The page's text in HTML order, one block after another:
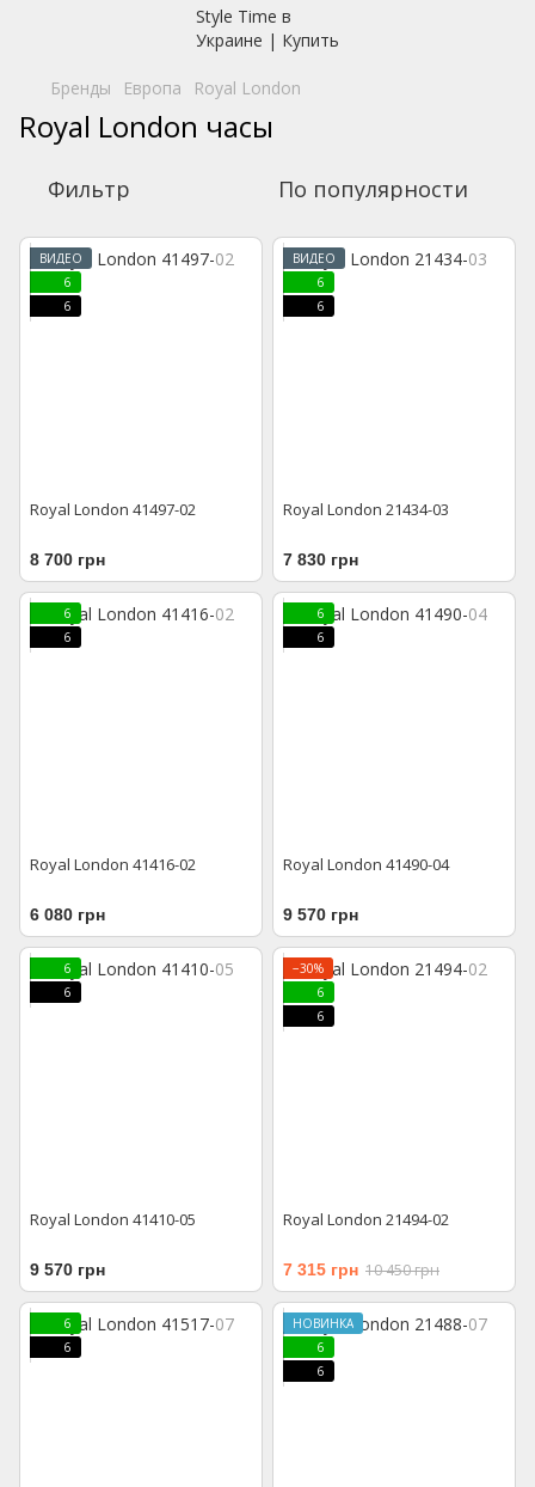
Бренды Европа Royal London
Royal London часы
Фильтр По популярности
ВИДЕО
6
6
Royal London 41497-02
8 700 грн
ВИДЕО
6
6
Royal London 21434-03
7 830 грн
6
6
Royal London 41416-02
6 080 грн
6
6
Royal London 41490-04
9 570 грн
6
6
Royal London 41410-05
9 570 грн
−30%
6
6
Royal London 21494-02
7 315 грн 10 450 грн
6
6
НОВИНКА
6
6